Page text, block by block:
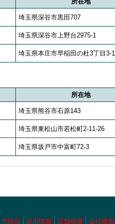
埼玉県深谷市黒田707
埼玉県深谷市上野台2975-1
埼玉県本庄市早稲田の杜3丁目3-1
所在地
埼玉県熊谷市石原143
埼玉県東松山市若松町2-11-26
埼玉県坂戸市中富町72-3
商品 採用情報 店舗概要 会社概要